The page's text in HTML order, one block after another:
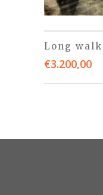
Long
€3.200,00